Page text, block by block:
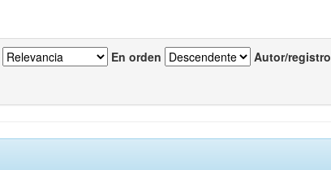
En orden Autor/registro